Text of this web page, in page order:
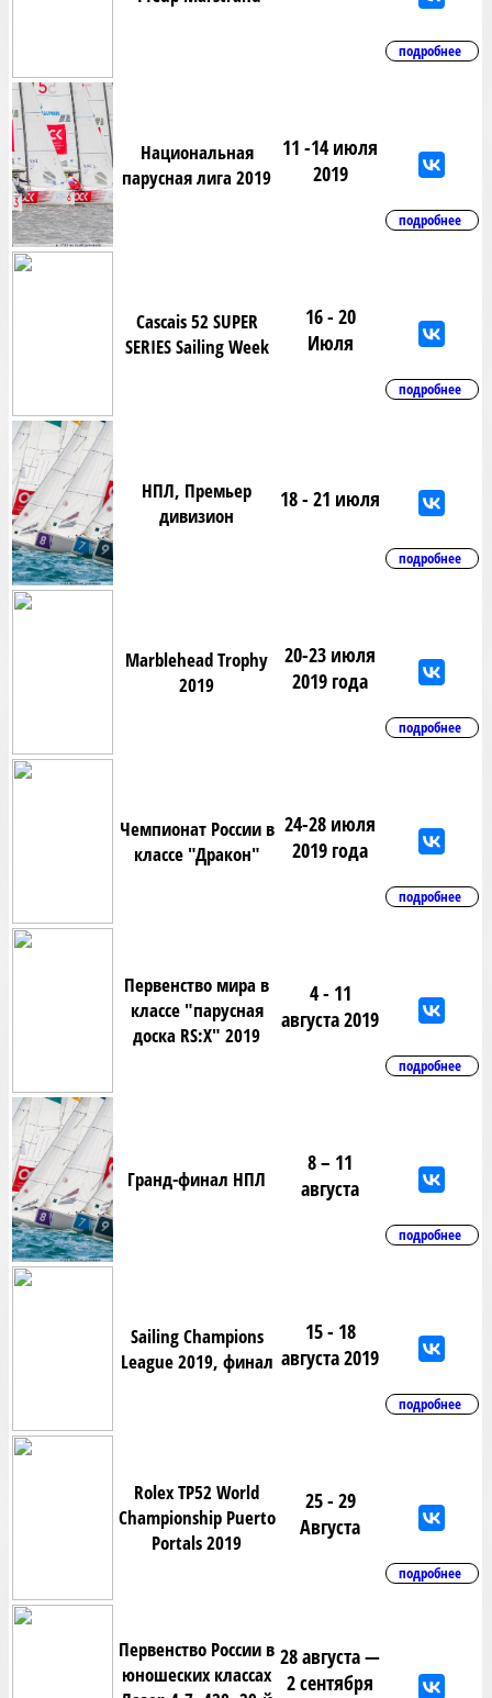
подробнее
Национальная
парусная лига 2019
11 -14 июля
2019
подробнее
Cascais 52 SUPER
SERIES Sailing Week
16 - 20
Июля
подробнее
НПЛ, Премьер
дивизион
18 - 21 июля
подробнее
Marblehead Trophy
2019
20-23 июля
2019 года
подробнее
Чемпионат России в
классе "Дракон"
24-28 июля
2019 года
подробнее
Первенство мира в
классе "парусная
доска RS:X" 2019
4 - 11
августа 2019
подробнее
Гранд-финал НПЛ
8 – 11
августа
подробнее
Sailing Champions
League 2019, финал
15 - 18
августа 2019
подробнее
Rolex TP52 World
Championship Puerto
Portals 2019
25 - 29
Августа
подробнее
Первенство России в
юношеских классах
28 августа —
2 сентября